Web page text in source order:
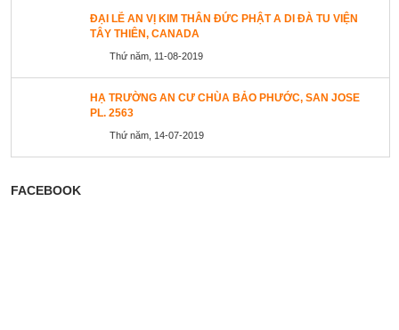
ĐẠI LỄ AN VỊ KIM THÂN ĐỨC PHẬT A DI ĐÀ TU VIỆN
TÂY THIÊN, CANADA
Thứ năm, 11-08-2019
HẠ TRƯỜNG AN CƯ CHÙA BẢO PHƯỚC, SAN JOSE
PL. 2563
Thứ năm, 14-07-2019
FACEBOOK